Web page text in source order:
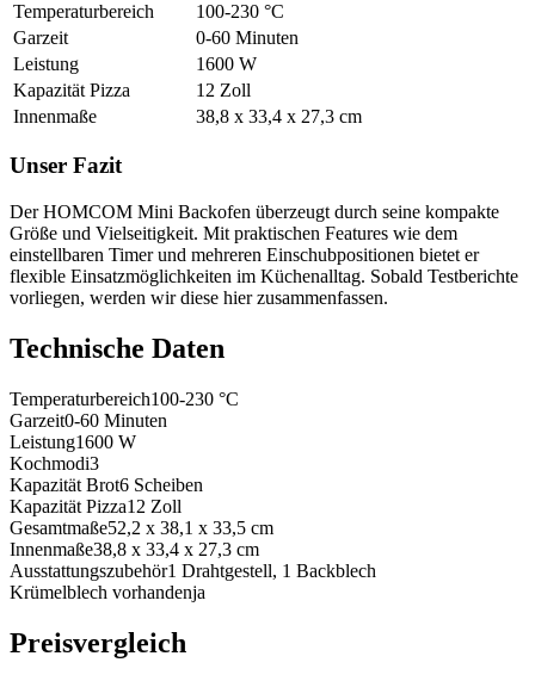
Temperaturbereich
100-230 °C
Garzeit
0-60 Minuten
Leistung
1600 W
Kapazität Pizza
12 Zoll
Innenmaße
38,8 x 33,4 x 27,3 cm
Unser Fazit
Der HOMCOM Mini Backofen überzeugt durch seine kompakte
Größe und Vielseitigkeit. Mit praktischen Features wie dem
einstellbaren Timer und mehreren Einschubpositionen bietet er
flexible Einsatzmöglichkeiten im Küchenalltag. Sobald Testberichte
vorliegen, werden wir diese hier zusammenfassen.
Technische Daten
Temperaturbereich100-230 °C
Garzeit0-60 Minuten
Leistung1600 W
Kochmodi3
Kapazität Brot6 Scheiben
Kapazität Pizza12 Zoll
Gesamtmaße52,2 x 38,1 x 33,5 cm
Innenmaße38,8 x 33,4 x 27,3 cm
Ausstattungszubehör1 Drahtgestell, 1 Backblech
Krümelblech vorhandenja
Preisvergleich